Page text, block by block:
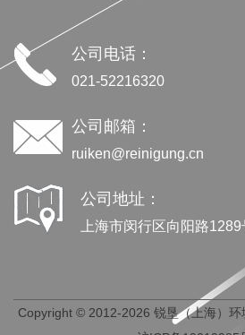
公司电话：
021-52216320
公司邮箱：
ruiken@reinigung.cn
公司地址：
上海市闵行区向阳路
Copyright © 2012-2026 锐垦（上海）环